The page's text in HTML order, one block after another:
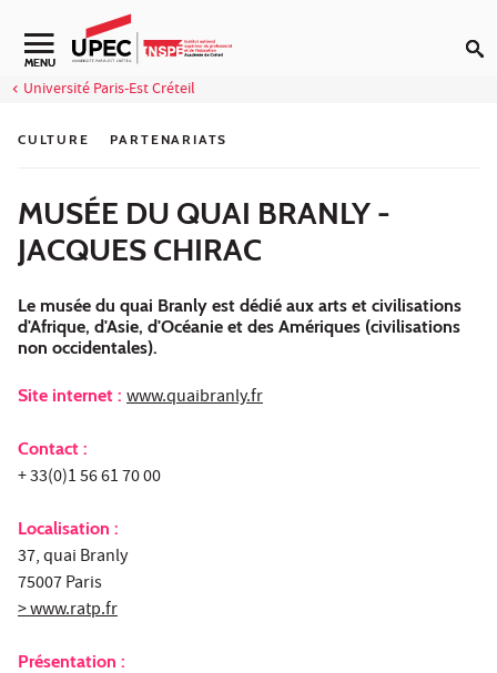
Aller au contenu
Navigation secondaire
MENU
Université Paris-Est Créteil
CULTURE PARTENARIATS
MUSÉE DU QUAI BRANLY -
JACQUES CHIRAC
Le musée du quai Branly est dédié aux arts et civilisations
d'Afrique, d'Asie, d'Océanie et des Amériques (civilisations
non occidentales).
Site internet : www.quaibranly.fr
Contact :
+ 33(0)1 56 61 70 00
Localisation :
37, quai Branly
75007 Paris
> www.ratp.fr
Présentation :